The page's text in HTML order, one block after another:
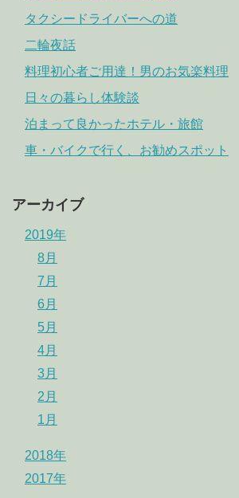
タクシードライバーへの道
二輪夜話
料理初心者ご用達！男のお気楽料理
日々の暮らし体験談
泊まって良かったホテル・旅館
車・バイクで行く、お勧めスポット
アーカイブ
2019年
8月
7月
6月
5月
4月
3月
2月
1月
2018年
2017年